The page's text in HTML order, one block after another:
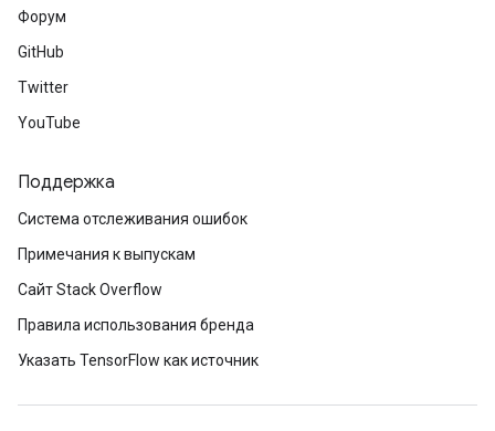
Форум
GitHub
Twitter
YouTube
Поддержка
Система отслеживания ошибок
Примечания к выпускам
Сайт Stack Overflow
Правила использования бренда
Указать TensorFlow как источник